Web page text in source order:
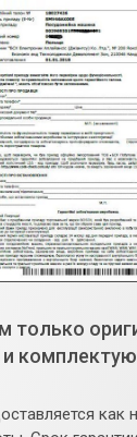
только
и
как